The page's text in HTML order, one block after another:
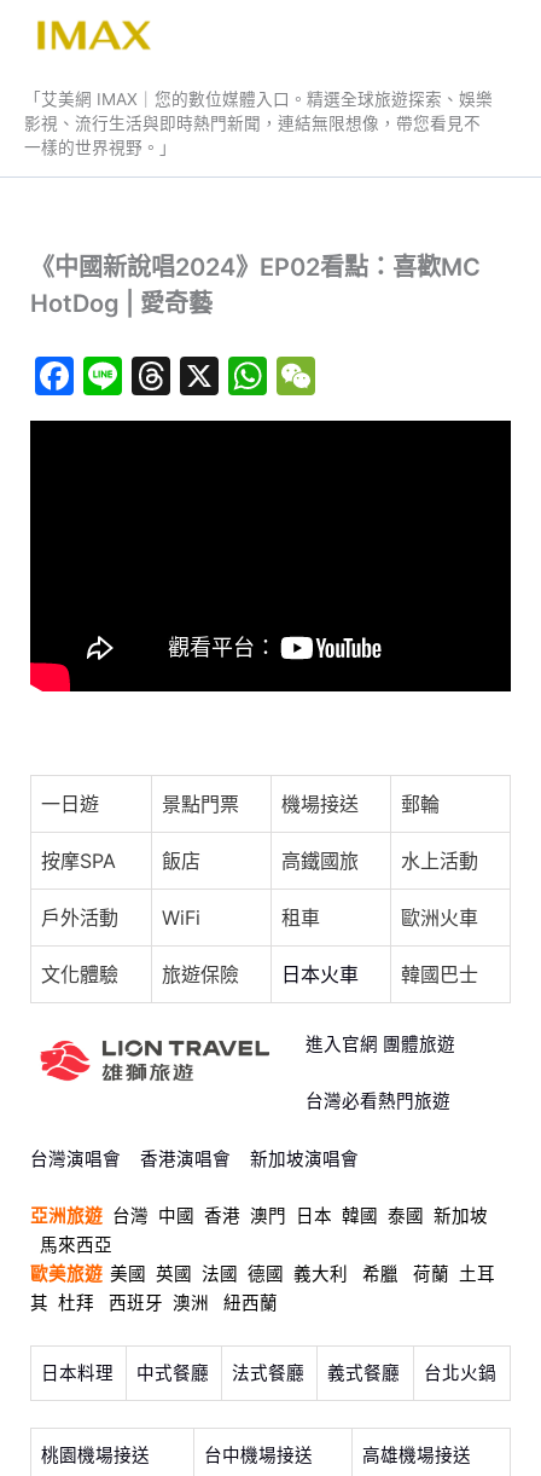
「艾美網 IMAX｜您的數位媒體入口。精選全球旅遊探索、娛樂
影視、流行生活與即時熱門新聞，連結無限想像，帶您看見不
一樣的世界視野。」
《中國新說唱2024》EP02看點：喜歡MC
HotDog | 愛奇藝
F
a
k
Li
n
T
hr
X
W
h e
一日遊 景點門票 機場接送 郵輪
按摩SPA 飯店 高鐵國旅 水上活動
戶外活動 WiFi 租車 歐洲火車
文化體驗 旅遊保險 日本火車 韓國巴士
進入官網 團體旅遊
台灣必看熱門旅遊
台灣演唱會 香港演唱會 新加坡演唱會
亞洲旅遊 台灣 中國 香港 澳門 日本 韓國 泰國 新加坡
馬來西亞
歐美旅遊 美國 英國 法國 德國 義大利 希臘 荷蘭 土耳
其 杜拜 西班牙 澳洲 紐西蘭
日本料理 中式餐廳 法式餐廳 義式餐廳 台北火鍋
桃園機場接送 台中機場接送 高雄機場接送